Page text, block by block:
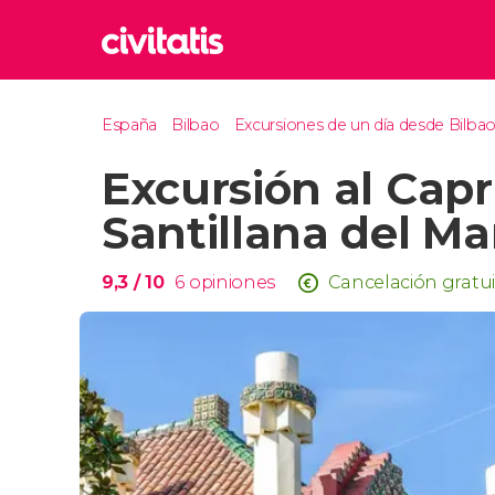
Roma
Italia
Reino
Reino
España Bilbao Excursiones de un día desde Bilbao
Excursión al
Santillana del
9,3 / 10 6 opiniones Cancelación